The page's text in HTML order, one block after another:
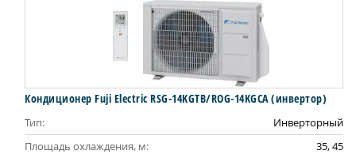
Кондиционер Fuji Electric RSG-14KGTB/ROG-14KGCA (инвертор)
Тип:
Инверторный
Площадь охлаждения, м:
35, 45